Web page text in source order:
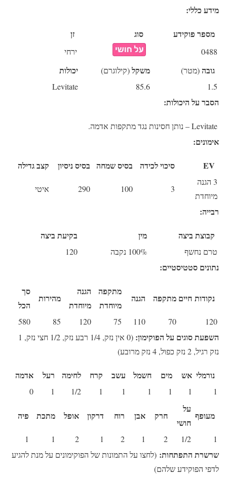
מידע כללי:
מספר פוקידע סוג זן
0488 ירחי
גובה(מטר) משקל(קילוגרם) יכולות
1.5
85.6
Levitate
הסבר על היכולות:
Levitate– נותן חסינות נגד מתקפות אדמה.
אימונים:
EV סיכוי לכידה בסיס שמחה בסיס ניסיון קצב גדילה
3 הגנה
מיוחדת
3
100
290 איטי
רבייה:
קבוצת ביצה מין בקיעת ביצה
טרם נחשף 100% נקבה 120
נתונים סטטיסטיים:
נקודות חיים מתקפה הגנה
מתקפה
מיוחדת
הגנה
מיוחדת
מהירות
סך
הכל
120
70
110
75
120
85
580
השפעת סוגים על הפוקימון:
(0 אין נזק, 1/4 רבע נזק, 1/2 חצי נזק, 1
נזק רגיל, 2 נזק כפול, 4 נזק מרובע)
נורמלי אש מים חשמל עשב קרח לחימה רעל אדמה
1
1
1
1
1
1
1/2
1
0
מעופף
על
חושי
חרק אבן רוח דרקון אופל מתכת פיה
1
1/2
2
1
2
1
2
1
1
שרשרת התפתחות: (לחצו על התמונות של הפוקימונים על מנת להגיע
לדפי הפוקידע שלהם)